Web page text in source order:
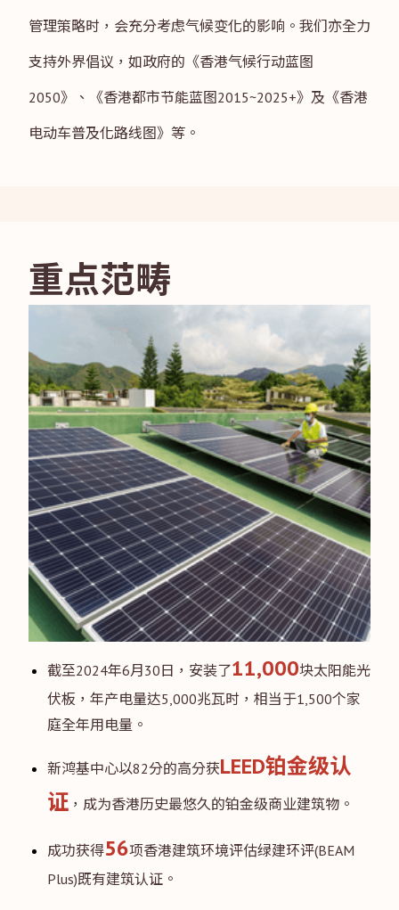
管理策略时，会充分考虑气候变化的影响。我们亦全力
支持外界倡议，如政府的《香港气候行动蓝图
2050》、《香港都市节能蓝图2015~2025+》及《香港
电动车普及化路线图》等。
重点范畴
截至2024年6月30日，安装了11,000块太阳能光
伏板，年产电量达5,000兆瓦时，相当于1,500个家
庭全年用电量。
新鸿基中心以82分的高分获LEED铂金级认
证 ，成为香港历史最悠久的铂金级商业建筑物。
成功获得56项香港建筑环境评估绿建环评(BEAM
Plus)既有建筑认证。